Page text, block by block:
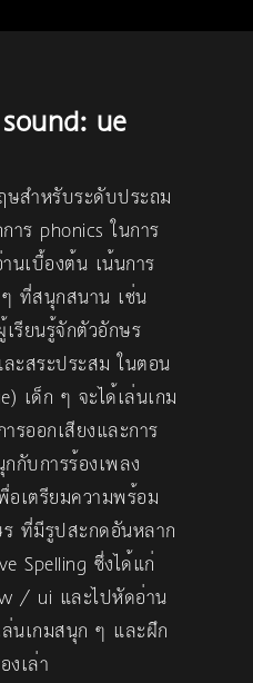
ue
ษสำหรับระดับประถม
ร phonics ในการ
นเบื้องต้น เน้นการ
ที่สนุกสนาน เช่น
รียนรู้จักตัวอักษร
ะสระประสม ในตอน
เด็ก ๆ จะได้เล่นเกม
ออกเสียงและการ
กับการร้องเพลง
อเตรียมความพร้อม
ที่มีรูปสะกดอันหลาก
Spelling ซึ่งได้แก่
/ ui และไปหัดอ่าน
นเกมสนุก ๆ และฝึก
งเล่า